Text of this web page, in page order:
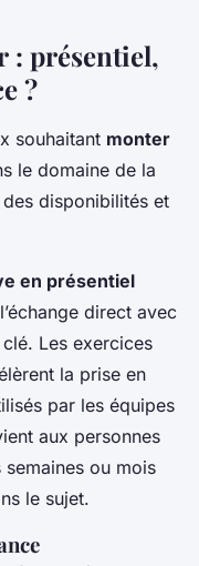
: présentiel,
?
souhaitant monter
le domaine de la
disponibilités et
en présentiel
direct avec
Les exercices
la prise en
par les équipes
aux personnes
ou mois
le sujet.